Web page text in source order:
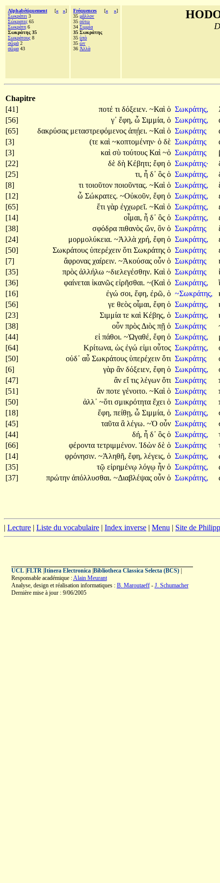
Alphabétiquement [« »]
Σωκράτει 3
Σώκρατες 65
Σωκράτη 6
Σωκράτης 35
Σωκράτους 8
σῶμά 2
σῶμα 43
Fréquences [« »]
35 μᾶλλον
35 οὕτω
34 Σιμμία
35 Σωκράτης
35 ὑπὸ
35 ὧν
36 Ἀλλὰ
Chapitre
[41]
ποτέ τι δόξειεν. ~Καὶ ὁ Σωκράτης,
[56]
γ᾽ ἔφη, ὦ Σιμμία, ὁ Σωκράτης,
[65]
δακρύσας μεταστρεφόμενος ἀπῄει. ~Καὶ ὁ Σωκράτης
[3]
(τε καὶ ~κοπτομένην· ὁ δὲ Σωκράτης
[3]
καὶ σὺ τούτους Καὶ ~ὁ Σωκράτης
[22]
δὲ δὴ Κέβητι; ἔφη ὁ Σωκράτης·
[25]
τι, ἦ δ᾽ ὃς ὁ Σωκράτης,
[8]
τι τοιοῦτον ποιοῦντας. ~Καὶ ὁ Σωκράτης,
[12]
ὦ Σώκρατες. ~Οὐκοῦν, ἔφη ὁ Σωκράτης,
[65]
ἔτι γὰρ ἐγχωρεῖ. ~Καὶ ὁ Σωκράτης,
[14]
οἶμαι, ἦ δ᾽ ὃς ὁ Σωκράτης,
[38]
σφόδρα πιθανὸς ὤν, ὃν ὁ Σωκράτης
[24]
μορμολύκεια. ~Ἀλλὰ χρή, ἔφη ὁ Σωκράτης,
[50]
Σωκράτους ὑπερέχειν ὅτι Σωκράτης ὁ Σωκράτης
[7]
ἄφρονας χαίρειν. ~Ἀκούσας οὖν ὁ Σωκράτης
[35]
πρὸς ἀλλήλω ~διελεγέσθην. Καὶ ὁ Σωκράτης
[36]
φαίνεται ἱκανῶς εἰρῆσθαι. ~(Καὶ ὁ Σωκράτης,
[16]
ἐγώ σοι, ἔφη, ἐρῶ, ὁ ~Σωκράτης,
[56]
γε θεὸς οἶμαι, ἔφη ὁ Σωκράτης,
[23]
Σιμμία τε καὶ Κέβης, ὁ Σωκράτης,
[38]
οὖν πρὸς Διὸς πῇ ὁ Σωκράτης
[44]
εἰ πάθοι. ~Ὠγαθέ, ἔφη ὁ Σωκράτης,
[64]
Κρίτωνα, ὡς ἐγώ εἰμι οὗτος Σωκράτης,
[50]
οὐδ᾽ αὖ Σωκράτους ὑπερέχειν ὅτι Σωκράτης
[6]
γὰρ ἂν δόξειεν, ἔφη ὁ Σωκράτης,
[47]
ἂν εἴτις λέγων ὅτι Σωκράτης
[51]
ἄν ποτε γένοιτο. ~Καὶ ὁ Σωκράτης
[50]
ἀλλ᾽ ~ὅτι σμικρότητα ἔχει ὁ Σωκράτης
[18]
ἔφη, πείθῃ, ὦ Σιμμία, ὁ Σωκράτης,
[45]
ταῦτα ἃ λέγω. ~Ὁ οὖν Σωκράτης
[44]
δή, ἦ δ᾽ ὃς ὁ Σωκράτης,
[66]
φέροντα τετριμμένον. Ἰδὼν δὲ ὁ Σωκράτης
[14]
φρόνησιν. ~Ἀληθῆ, ἔφη, λέγεις, ὁ Σωκράτης,
[35]
τῷ εἰρημένῳ λόγῳ ἦν ὁ Σωκράτης,
[37]
πρώτην ἀπόλλυσθαι. ~Διαβλέψας οὖν ὁ Σωκράτης,
| Lecture | Liste du vocabulaire | Index inverse | Menu | Site de
UCL| FLTR| Itinera Electronica| Bibliotheca Classica Selecta (BCS)|
Responsable académique :Alain Meurant
Analyse, design et réalisation informatiques : B. Maroutaeff- J. Schumacher
Dernière mise à jour : 9/06/2005